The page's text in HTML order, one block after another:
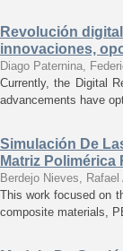
Revolución
innovaciones,
Diago Paternina,
Currently, the Digital
advancements have
Simulación De
Matriz
Berdejo Nieves, Rafael
This work focused on
composite materials,